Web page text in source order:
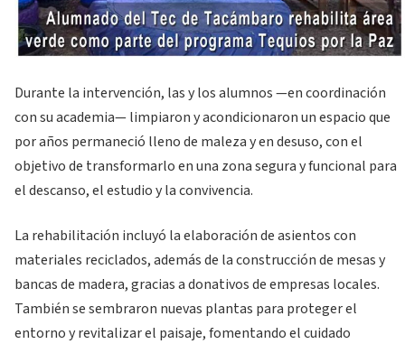
Durante la intervención, las y los alumnos —en coordinación
con su academia— limpiaron y acondicionaron un espacio que
por años permaneció lleno de maleza y en desuso, con el
objetivo de transformarlo en una zona segura y funcional para
el descanso, el estudio y la convivencia.
La rehabilitación incluyó la elaboración de asientos con
materiales reciclados, además de la construcción de mesas y
bancas de madera, gracias a donativos de empresas locales.
También se sembraron nuevas plantas para proteger el
entorno y revitalizar el paisaje, fomentando el cuidado